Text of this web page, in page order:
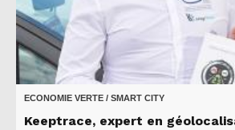
ECONOMIE VERTE / SMART CITY
Keeptrace, expert en